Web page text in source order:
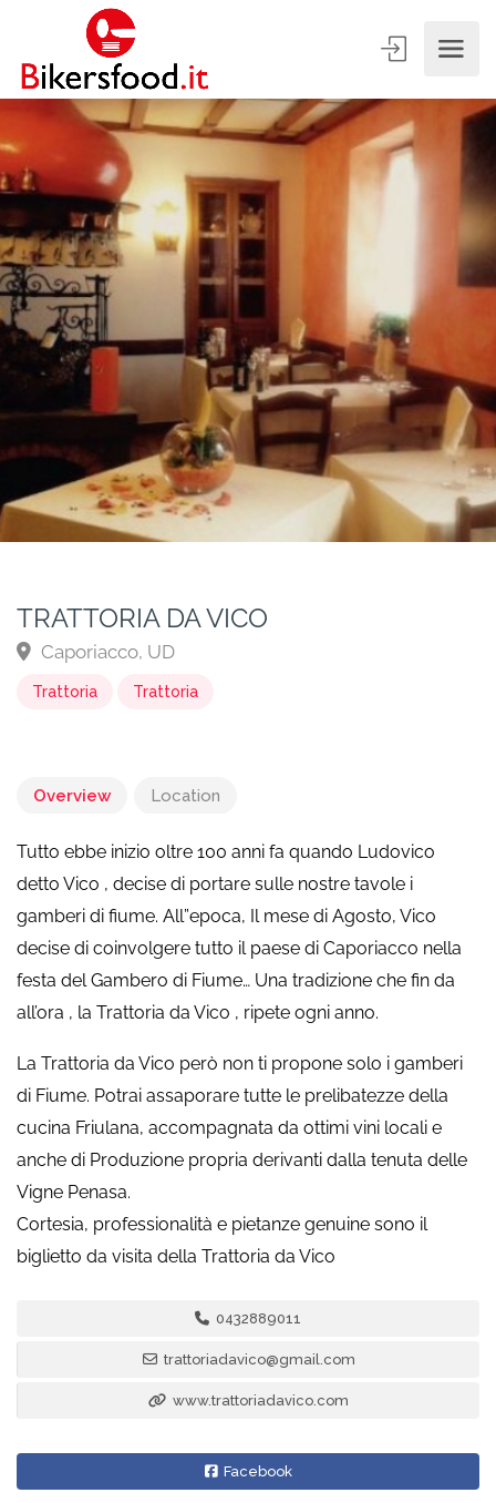
TRATTORIA DA VICO
Caporiacco, UD
Trattoria Trattoria
Overview Location
Tutto ebbe inizio oltre 100 anni fa quando Ludovico
detto Vico , decise di portare sulle nostre tavole i
gamberi di fiume. All”epoca, Il mese di Agosto, Vico
decise di coinvolgere tutto il paese di Caporiacco nella
festa del Gambero di Fiume… Una tradizione che fin da
all’ora , la Trattoria da Vico , ripete ogni anno.
La Trattoria da Vico però non ti propone solo i gamberi
di Fiume. Potrai assaporare tutte le prelibatezze della
cucina Friulana, accompagnata da ottimi vini locali e
anche di Produzione propria derivanti dalla tenuta delle
Vigne Penasa.
Cortesia, professionalità e pietanze genuine sono il
biglietto da visita della Trattoria da Vico
0432889011
trattoriadavico@gmail.com
www.trattoriadavico.com
Facebook